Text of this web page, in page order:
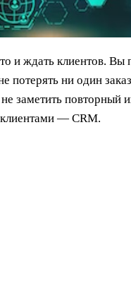
и ждать клиентов. Вы
потерять ни один
заметить повторный
клиентами — CRM.